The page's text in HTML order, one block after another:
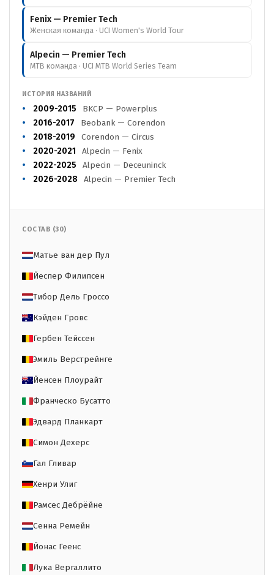
Fenix — Premier Tech
Женская команда · UCI Women's World Tour
Alpecin — Premier Tech
MTB команда · UCI MTB World Series Team
ИСТОРИЯ НАЗВАНИЙ
2009-2015
BKCP — Powerplus
2016-2017
Beobank — Corendon
2018-2019
Corendon — Circus
2020-2021
Alpecin — Fenix
2022-2025
Alpecin — Deceuninck
2026-2028
Alpecin — Premier Tech
СОСТАВ (30)
Матье ван дер Пул
Йеспер Филипсен
Тибор Дель Гроссо
Кэйден Гровс
Гербен Тейссен
Эмиль Верстрейнге
Йенсен Плоурайт
Франческо Бусатто
Эдвард Планкарт
Симон Дехерс
Гал Гливар
Хенри Улиг
Рамсес Дебрёйне
Сенна Ремейн
Йонас Геенс
Лука Вергаллито